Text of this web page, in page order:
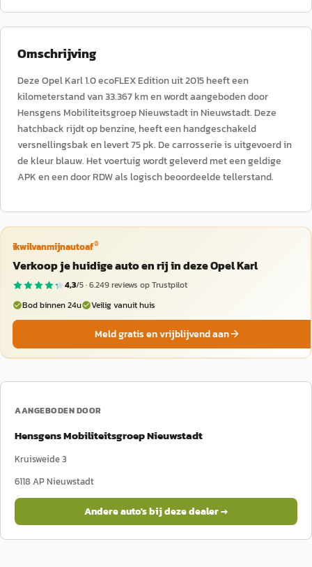
Omschrijving
Deze Opel Karl 1.0 ecoFLEX Edition uit 2015 heeft een
kilometerstand van 33.367 km en wordt aangeboden door
Hensgens Mobiliteitsgroep Nieuwstadt in Nieuwstadt. Deze
hatchback rijdt op benzine, heeft een handgeschakeld
versnellingsbak en levert 75 pk. De carrosserie is uitgevoerd in
de kleur blauw. Het voertuig wordt geleverd met een geldige
APK en een door RDW als logisch beoordeelde tellerstand.
ikwilvanmijnautoaf®
Verkoop je huidige auto en rij in deze Opel Karl
4,3/5 ·6.249reviews op Trustpilot
Bod binnen 24u
Veilig vanuit huis
Meld gratis en vrijblijvend aan
AANGEBODEN DOOR
Hensgens Mobiliteitsgroep Nieuwstadt
Kruisweide 3
6118 APNieuwstadt
Andere auto's bij deze dealer →